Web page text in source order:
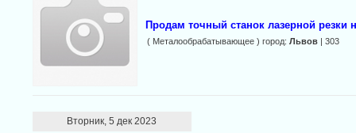
Продам точный станок лазерной резки
( Металообрабатывающее ) город: Львов| 303
Вторник, 5 дек 2023